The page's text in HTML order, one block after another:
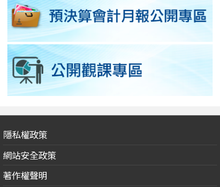
隱私權政策
網站安全政策
著作權聲明